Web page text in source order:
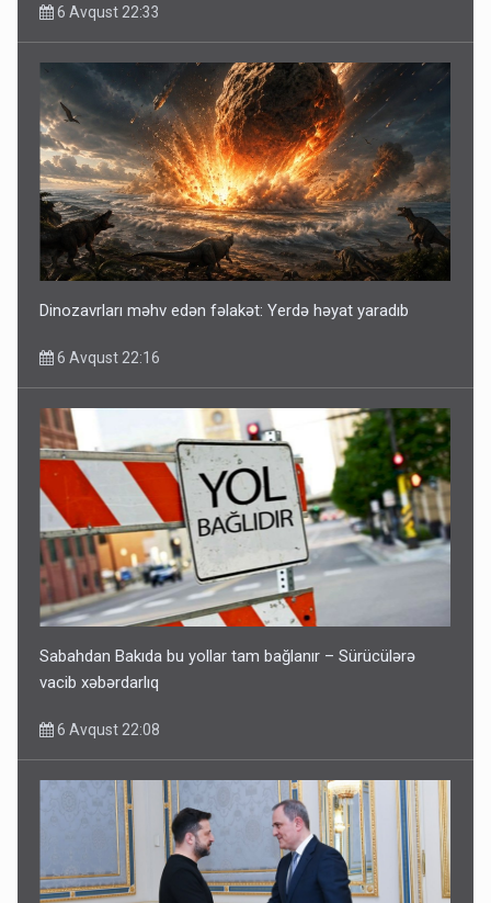
6 Avqust 22:33
Dinozavrları məhv edən fəlakət: Yerdə həyat yaradıb
6 Avqust 22:16
Sabahdan Bakıda bu yollar tam bağlanır – Sürücülərə
vacib xəbərdarlıq
6 Avqust 22:08